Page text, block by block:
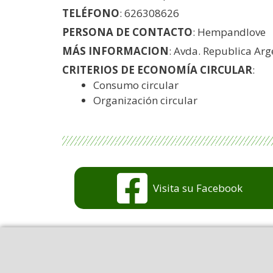
TELÉFONO: 626308626
PERSONA DE CONTACTO: Hempandlove
MÁS INFORMACION: Avda. Republica
CRITERIOS DE ECONOMÍA CIRCULAR:
Consumo circular
Organización circular
Visita su Facebook